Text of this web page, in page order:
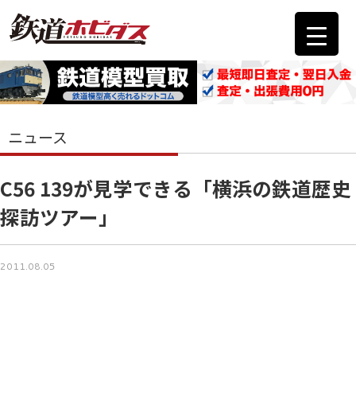
ニュース
C56 139が見学できる「横浜の鉄道歴史
探訪ツアー」
2011.08.05